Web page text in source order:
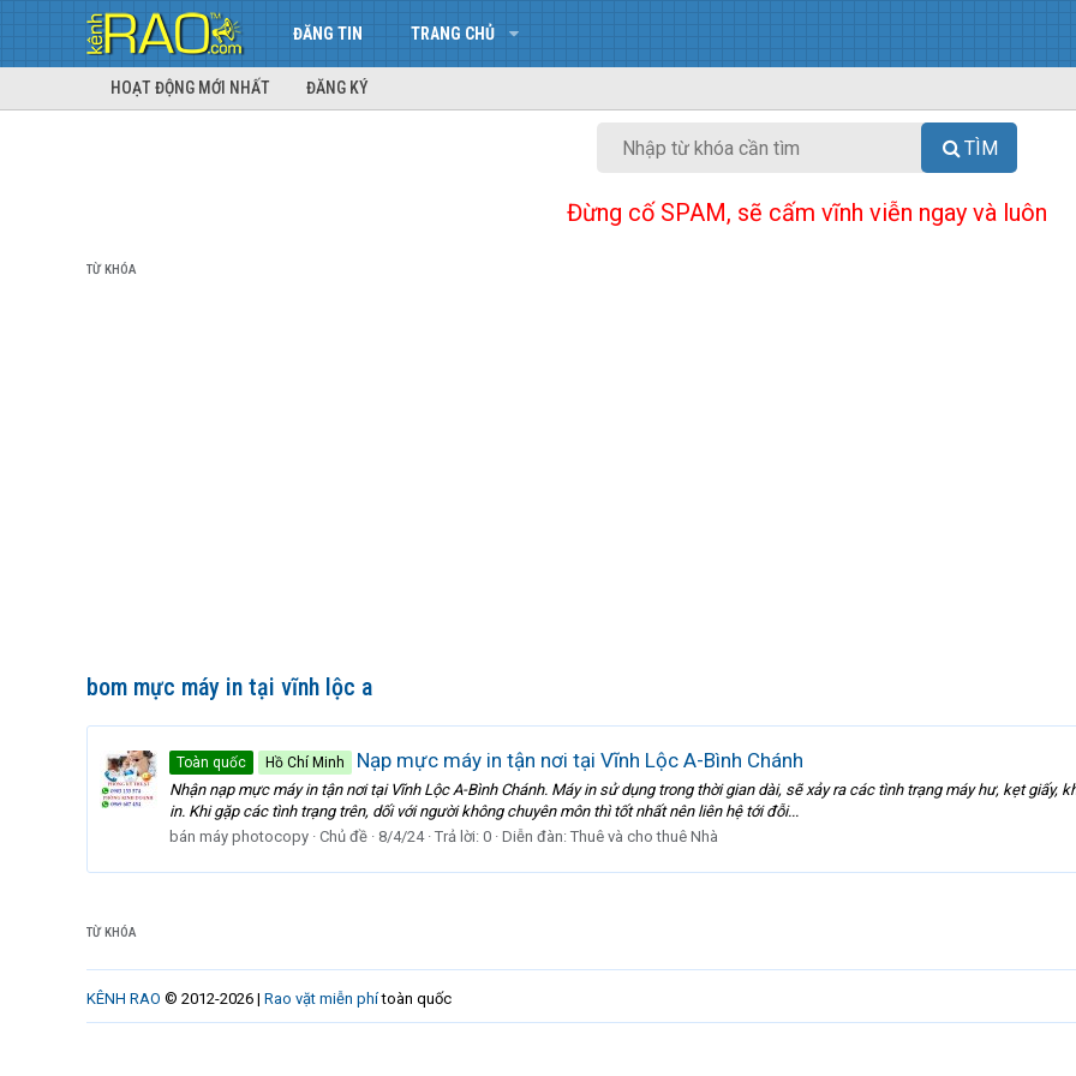
ĐĂNG TIN TRANG CHỦ
HOẠT ĐỘNG MỚI NHẤT ĐĂNG KÝ
TÌM
Đừng cố SPAM, sẽ cấm vĩnh viễn ngay và luôn
TỪ KHÓA
bom mực máy in tại vĩnh lộc a
Toàn quốc Hồ Chí Minh Nạp mực máy in tận nơi tại Vĩnh Lộc A-Bình Chánh
Nhận nạp mực máy in tận nơi tại Vĩnh Lộc A-Bình Chánh. Máy in sử dụng trong thời gian dài, sẽ xảy ra các tình trạng máy hư, kẹt
in. Khi gặp các tình trạng trên, dối với người không chuyên môn thì tốt nhất nên liên hệ tới đỗi...
bán máy photocopy Chủ đề 8/4/24 Trả lời: 0 Diễn đàn: Thuê và cho thuê Nhà
TỪ KHÓA
KÊNH RAO © 2012-2026 | Rao vặt miễn phítoàn quốc